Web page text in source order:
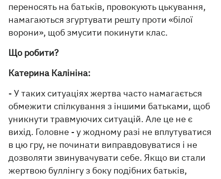
переносять на батьків, провокують цькування,
намагаються згуртувати решту проти «білої
ворони», щоб змусити покинути клас.
Що робити?
Катерина Калініна:
- У таких ситуаціях жертва часто намагається
обмежити спілкування з іншими батьками, щоб
уникнути травмуючих ситуацій. Але це не є
вихід. Головне - у жодному разі не вплутуватися
в цю гру, не починати виправдовуватися і не
дозволяти звинувачувати себе. Якщо ви стали
жертвою буллінгу з боку подібних батьків,